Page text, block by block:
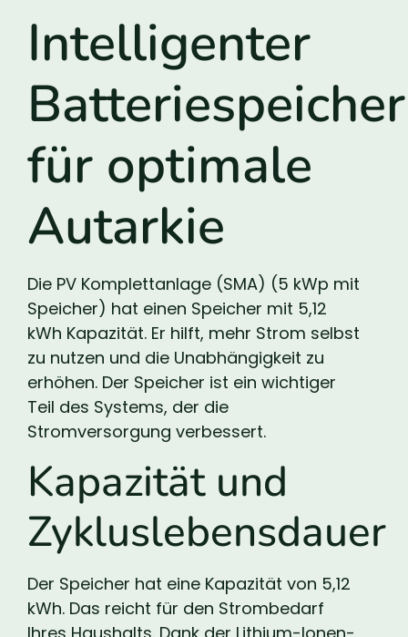
Intelligenter
Batteriespeicher
für optimale
Autarkie
Die PV Komplettanlage (SMA) (5 kWp mit
Speicher) hat einen Speicher mit 5,12
kWh Kapazität. Er hilft, mehr Strom selbst
zu nutzen und die Unabhängigkeit zu
erhöhen. Der Speicher ist ein wichtiger
Teil des Systems, der die
Stromversorgung verbessert.
Kapazität und
Zykluslebensdauer
Der Speicher hat eine Kapazität von 5,12
kWh. Das reicht für den Strombedarf